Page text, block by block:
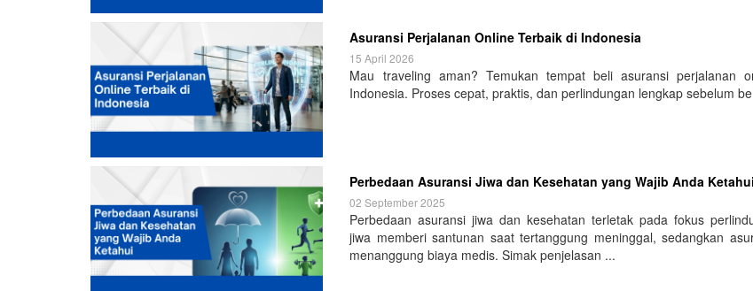
Asuransi Perjalanan Online Terbaik di Indonesia
15 April 2026
Mau traveling aman? Temukan tempat beli asuransi perjalanan
Indonesia. Proses cepat, praktis, dan perlindungan lengkap sebelum
Perbedaan Asuransi Jiwa dan Kesehatan yang Wajib Anda Ketahui
02 September 2025
Perbedaan asuransi jiwa dan kesehatan terletak pada fokus
jiwa memberi santunan saat tertanggung meninggal, sedangkan
menanggung biaya medis. Simak penjelasan ...